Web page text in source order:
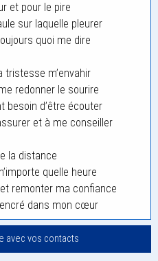
et pour le pire
sur laquelle pleurer
quoi me dire
tristesse m’envahir
redonner le sourire
besoin d’être écouter
et à me conseiller
la distance
quelle heure
remonter ma confiance
dans mon cœur
avec vos contacts